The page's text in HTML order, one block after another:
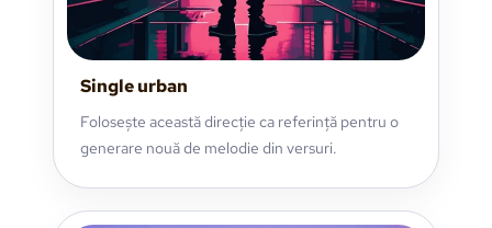
Single urban
Folosește această direcție ca referință pentru o
generare nouă de melodie din versuri.